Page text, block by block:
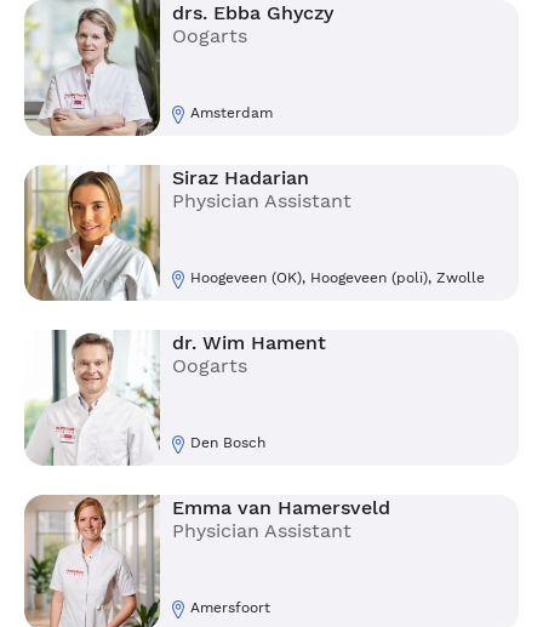
drs. Ebba Ghyczy
Oogarts
Amsterdam
Siraz Hadarian
Physician Assistant
Hoogeveen (OK), Hoogeveen (poli), Zwolle
dr. Wim Hament
Oogarts
Den Bosch
Emma van Hamersveld
Physician Assistant
Amersfoort